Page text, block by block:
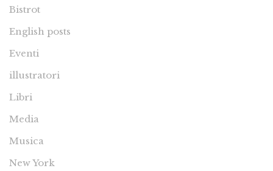
Bistrot
English posts
Eventi
illustratori
Libri
Media
Musica
New York